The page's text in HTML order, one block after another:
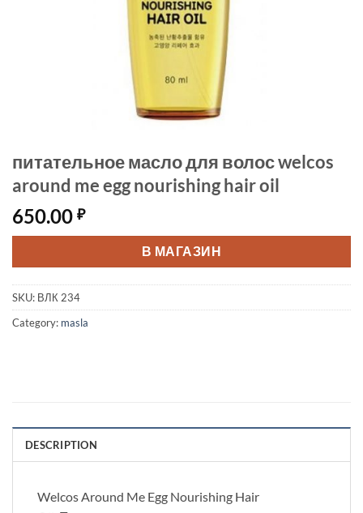
питательное масло для волос welcos
around me egg nourishing hair oil
650.00 ₽
В МАГАЗИН
SKU: ВЛК 234
Category: masla
DESCRIPTION
Welcos Around Me Egg Nourishing Hair